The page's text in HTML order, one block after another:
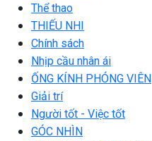
Thể thao
THIẾU NHI
Chính sách
Nhịp cầu nhân ái
ỐNG KÍNH PHÓNG VIÊN
Giải trí
Người tốt - Việc tốt
GÓC NHÌN